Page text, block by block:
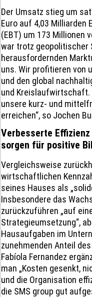
Der Umsatz stieg um
Euro auf 4,03 Milliarden
(EBT) um 173 Millionen
war trotz geopolitischer
herausfordernden
uns. Wir profitieren von
und den global
und Kreislaufwirtschaft.
unsere kurz- und
erreichen“, so Jochen
Verbesserte
sorgen für positive
Vergleichsweise
wirtschaftlichen
seines Hauses als
Insbesondere das
zurückzuführen „auf
Strategieumsetzung“,
Hausaufgaben im
zunehmenden Anteil
Fabíola Fernandez
man „Kosten gesenkt,
und die Organisation
die SMS group gut